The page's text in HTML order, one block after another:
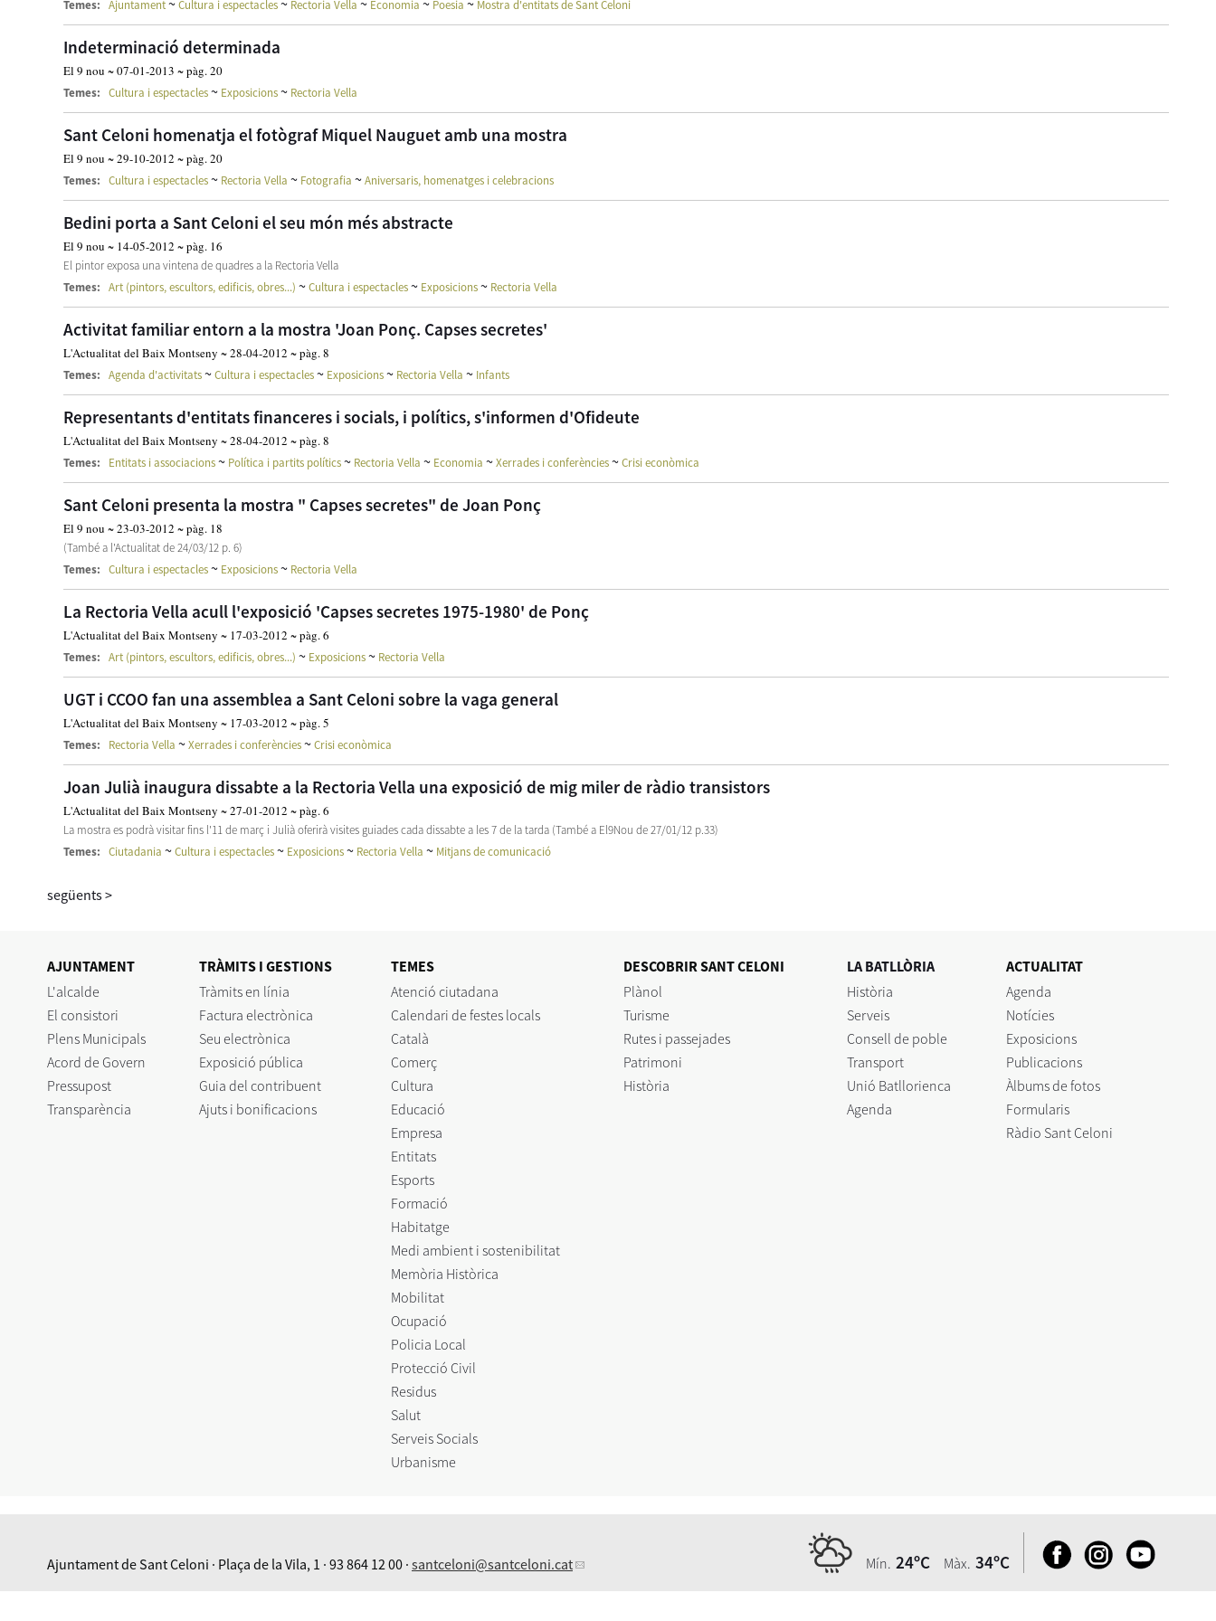
Temes: Ajuntament~Cultura i espectacles~ Rectoria Vella ~ Economia ~ Poesia ~ Mostra d'entitats de Sant Celoni
Indeterminació determinada
El 9 nou ~ 07-01-2013 ~ pàg. 20
Temes: Cultura i espectacles~ Exposicions~ Rectoria Vella
Sant Celoni homenatja el fotògraf Miquel Nauguet amb una mostra
El 9 nou ~ 29-10-2012 ~ pàg. 20
Temes: Cultura i espectacles~ Rectoria Vella ~ Fotografia ~Aniversaris, homenatges i celebracions
Bedini porta a Sant Celoni el seu món més abstracte
El 9 nou ~ 14-05-2012 ~ pàg. 16
El pintor exposa una vintena de quadres a la Rectoria Vella
Temes: Art (pintors, escultors, edificis, obres...) ~Cultura i espectacles~ Exposicions~ Rectoria Vella
Activitat familiar entorn a la mostra 'Joan Ponç. Capses secretes'
L'Actualitat del Baix Montseny ~ 28-04-2012 ~ pàg. 8
Temes: Agenda d'activitats~Cultura i espectacles~ Exposicions~ Rectoria Vella ~ Infants
Representants d'entitats financeres i socials, i polítics, s'informen d'Ofideute
L'Actualitat del Baix Montseny ~ 28-04-2012 ~ pàg. 8
Temes: Entitats i associacions~ Política i partits polítics~ Rectoria Vella ~ Economia ~Xerrades i conferències~Crisi econòmica
Sant Celoni presenta la mostra " Capses secretes" de Joan Ponç
El 9 nou ~ 23-03-2012 ~ pàg. 18
(També a l'Actualitat de 24/03/12 p. 6)
Temes: Cultura i espectacles~ Exposicions~ Rectoria Vella
La Rectoria Vella acull l'exposició 'Capses secretes 1975-1980' de Ponç
L'Actualitat del Baix Montseny ~ 17-03-2012 ~ pàg. 6
Temes: Art (pintors, escultors, edificis, obres...) ~ Exposicions~ Rectoria Vella
UGT i CCOO fan una assemblea a Sant Celoni sobre la vaga general
L'Actualitat del Baix Montseny ~ 17-03-2012 ~ pàg. 5
Temes: Rectoria Vella ~Xerrades i conferències~Crisi econòmica
Joan Julià inaugura dissabte a la Rectoria Vella una exposició de mig miler de ràdio transistors
L'Actualitat del Baix Montseny ~ 27-01-2012 ~ pàg. 6
La mostra es podrà visitar fins l'11 de març i Julià oferirà visites guiades cada dissabte a les 7 de la tarda (També a El9Nou de 27/01/12 p.33)
Temes: Ciutadania ~Cultura i espectacles~ Exposicions~ Rectoria Vella ~ Mitjans de comunicació
següents>
AJUNTAMENT
L'alcalde
El consistori
Plens Municipals
Acord de Govern
Pressupost
Transparència
TRÀMITS I GESTIONS
Tràmits en línia
Factura electrònica
Seu electrònica
Exposició pública
Guia del contribuent
Ajuts i bonificacions
TEMES
Atenció ciutadana
Calendari de festes locals
Català
Comerç
Cultura
Educació
Empresa
Entitats
Esports
Formació
Habitatge
Medi ambient i sostenibilitat
Memòria Històrica
Mobilitat
Ocupació
Policia Local
Protecció Civil
Residus
Salut
Serveis Socials
Urbanisme
DESCOBRIR SANT CELONI
Plànol
Turisme
Rutes i passejades
Patrimoni
Història
LA BATLLÒRIA
Història
Serveis
Consell de poble
Transport
Unió Batllorienca
Agenda
ACTUALITAT
Agenda
Notícies
Exposicions
Publicacions
Àlbums de fotos
Formularis
Ràdio Sant Celoni
Ajuntament de Sant Celoni · Plaça de la Vila, 1 · 93 864 12 00 · santceloni@santceloni.cat Mín. 24ºC Màx. 34ºC